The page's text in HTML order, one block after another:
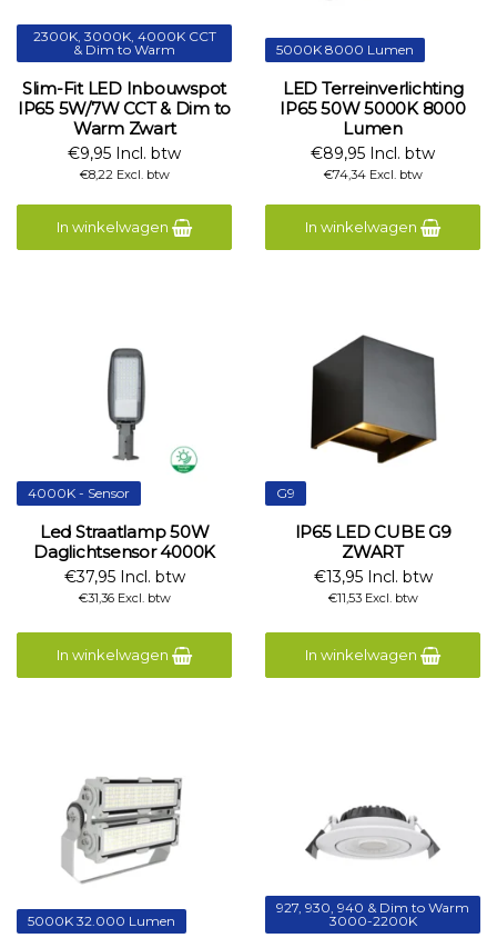
2300K, 3000K, 4000K CCT
& Dim to Warm
Slim-Fit LED Inbouwspot
IP65 5W/7W CCT & Dim to
Warm Zwart
€9,95 Incl. btw
€8,22 Excl. btw
In winkelwagen
5000K 8000 Lumen
LED Terreinverlichting
IP65 50W 5000K 8000
Lumen
€89,95 Incl. btw
€74,34 Excl. btw
In winkelwagen
4000K - Sensor
Led Straatlamp 50W
Daglichtsensor 4000K
€37,95 Incl. btw
€31,36 Excl. btw
In winkelwagen
G9
IP65 LED CUBE G9
ZWART
€13,95 Incl. btw
€11,53 Excl. btw
In winkelwagen
5000K 32.000 Lumen
927, 930, 940 & Dim to Warm
3000-2200K